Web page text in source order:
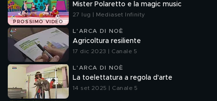
PROSSIMO VIDEO
Mister Polaretto e la magic music
27 lug | Mediaset Infinity
L'ARCA DI NOÈ
Agricoltura resiliente
17 dic 2023 | Canale 5
L'ARCA DI NOÈ
La toelettatura a regola d'arte
14 set 2025 | Canale 5